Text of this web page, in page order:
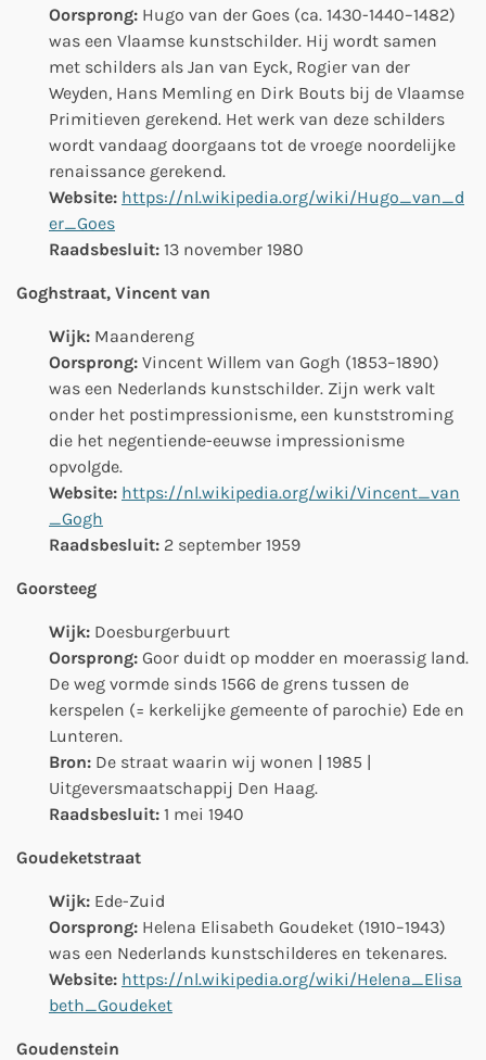
Oorsprong: Hugo van der Goes (ca. 1430-1440–1482)
was een Vlaamse kunstschilder. Hij wordt samen
met schilders als Jan van Eyck, Rogier van der
Weyden, Hans Memling en Dirk Bouts bij de Vlaamse
Primitieven gerekend. Het werk van deze schilders
wordt vandaag doorgaans tot de vroege noordelijke
renaissance gerekend.
Website: https://nl.wikipedia.org/wiki/Hugo_van_d
er_Goes
Raadsbesluit: 13 november 1980
Goghstraat, Vincent van
Wijk: Maandereng
Oorsprong: Vincent Willem van Gogh (1853–1890)
was een Nederlands kunstschilder. Zijn werk valt
onder het postimpressionisme, een kunststroming
die het negentiende-eeuwse impressionisme
opvolgde.
Website: https://nl.wikipedia.org/wiki/Vincent_van
_Gogh
Raadsbesluit: 2 september 1959
Goorsteeg
Wijk: Doesburgerbuurt
Oorsprong: Goor duidt op modder en moerassig land.
De weg vormde sinds 1566 de grens tussen de
kerspelen (= kerkelijke gemeente of parochie) Ede en
Lunteren.
Bron: De straat waarin wij wonen | 1985 |
Uitgeversmaatschappij Den Haag.
Raadsbesluit: 1 mei 1940
Goudeketstraat
Wijk: Ede-Zuid
Oorsprong: Helena Elisabeth Goudeket (1910–1943)
was een Nederlands kunstschilderes en tekenares.
Website: https://nl.wikipedia.org/wiki/Helena_Elisa
beth_Goudeket
Goudenstein